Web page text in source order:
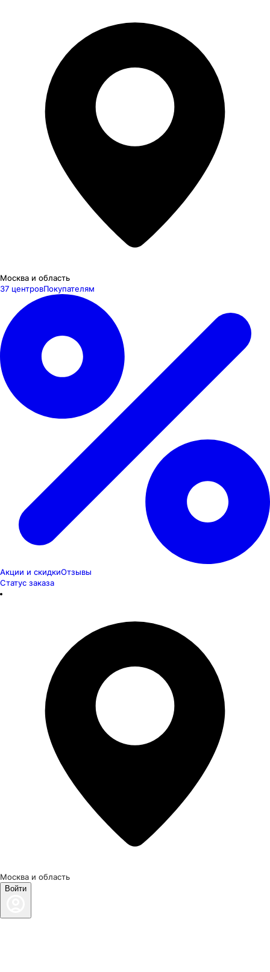
Москва и область
37 центровПокупателям
Акции и скидкиОтзывы
Статус заказа
Москва и область
Войти